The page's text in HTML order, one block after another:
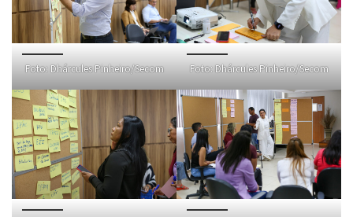
Foto: Dhárcules Pinheiro/Secom Foto: Dhárcules Pinheiro/Secom